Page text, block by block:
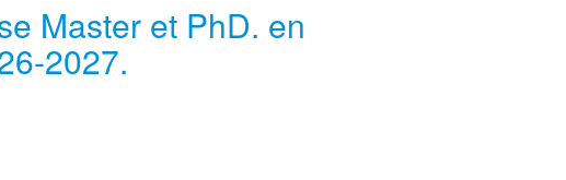
Master et PhD. en
2027.